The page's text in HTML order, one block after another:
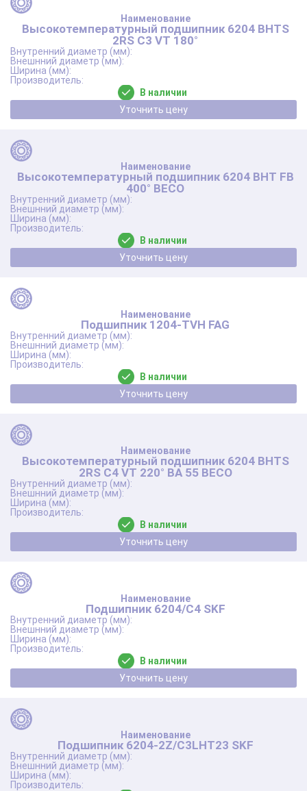
Высокотемпературный подшипник 6204 BHTS
2RS C3 VT 180°
В наличии
Уточнить цену
Высокотемпературный подшипник 6204 BHT FB
400° BECO
В наличии
Уточнить цену
Подшипник 1204-TVH FAG
В наличии
Уточнить цену
Высокотемпературный подшипник 6204 BHTS
2RS C4 VT 220° BA 55 BECO
В наличии
Уточнить цену
Подшипник 6204/C4 SKF
В наличии
Уточнить цену
Подшипник 6204-2Z/C3LHT23 SKF